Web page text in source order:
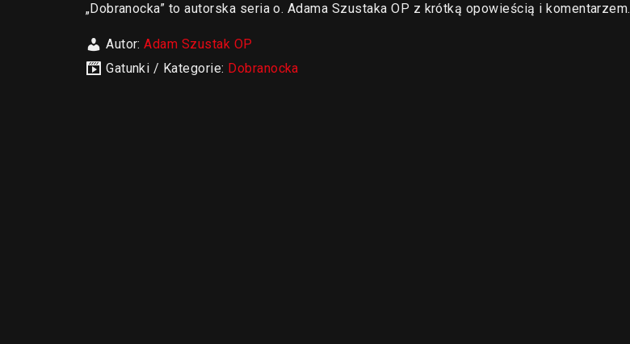
„Dobranocka” to autorska seria o. Adama Szustaka OP z krótką opowieścią i komentarzem.
Autor:Adam Szustak OP
Gatunki / Kategorie: Dobranocka